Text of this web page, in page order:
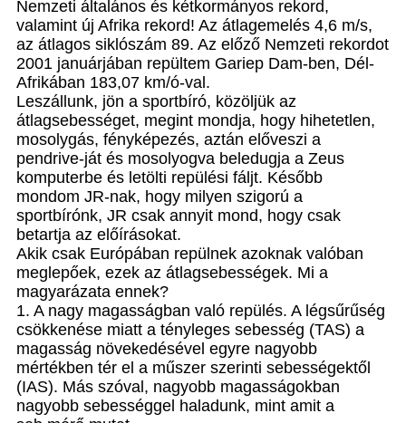
Nemzeti általános és kétkormányos rekord,
valamint új Afrika rekord! Az átlagemelés 4,6 m/s,
az átlagos siklószám 89. Az előző Nemzeti rekordot
2001 januárjában repültem Gariep Dam-ben, Dél-
Afrikában 183,07 km/ó-val.
Leszállunk, jön a sportbíró, közöljük az
átlagsebességet, megint mondja, hogy hihetetlen,
mosolygás, fényképezés, aztán előveszi a
pendrive-ját és mosolyogva beledugja a Zeus
komputerbe és letölti repülési fáljt. Később
mondom JR-nak, hogy milyen szigorú a
sportbírónk, JR csak annyit mond, hogy csak
betartja az előírásokat.
Akik csak Európában repülnek azoknak valóban
meglepőek, ezek az átlagsebességek. Mi a
magyarázata ennek?
1. A nagy magasságban való repülés. A légsűrűség
csökkenése miatt a tényleges sebesség (TAS) a
magasság növekedésével egyre nagyobb
mértékben tér el a műszer szerinti sebességektől
(IAS). Más szóval, nagyobb magasságokban
nagyobb sebességgel haladunk, mint amit a